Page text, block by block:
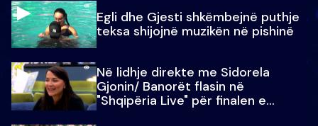
Egli dhe Gjesti shkëmbejnë puthje
teksa shijojnë muzikën në pishinë
Në lidhje direkte me Sidorela
Gjonin/ Banorët flasin në
"Shqipëria Live" për finalen e